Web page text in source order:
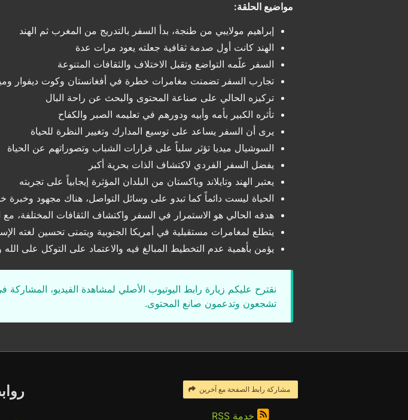
مواضيع الحلقة:
إبراهيم مولايبي من طنجة، بدأ السفر بالتدريج من المغرب ثم الهند
الهند كانت أول صدمة ثقافية جعلته يعود مرات عدة
السفر علّمه التواضع وتقبل الاختلاف والثقافات المتنوعة
تجارب السفر تضمنت مغامرات خطرة في أفغانستان وكوت ديفوار
تركيزه الحالي على صناعة المحتوى والبحث عن راحة البال
تأثره الكبير بأمه وأبيه ودورهم في تعليمه الصبر والكفاح
يرى أن السفر يساعد على توسيع المدارك وتغيير النظرة للحياة
السوشيال ميديا تؤثر سلباً على قرارات الشباب وتصوراتهم عن الحياة
يفضل السفر الفردي لاكتشاف الذات بحرية أكبر
يعتبر الهند وتايلاند وباكستان من البلدان المؤثرة إيجابياً على تجربته
الحياة ليست دائماً كما تبدو على وسائل التواصل، هناك مجهود وخبرة
هدفه الحالي هو الاستمرار في السفر واكتشاف الثقافات المختلفة، مع
يتطلع لمغامرات مستقبلية في أمريكا الجنوبية ويتمنى تحسين لغته
يؤمن بأهمية عدم التخطيط المبالغ فيه والاعتماد على التوكل على
نقترح عليكم زيارة رابط اليوتيوب الأصلي لمشاهدة الفيديو، المشاركة
تشجعون وتدعمون صانع المحتوى.
مشاركة رابط الصفحة مع آخرين
خدمة RSS